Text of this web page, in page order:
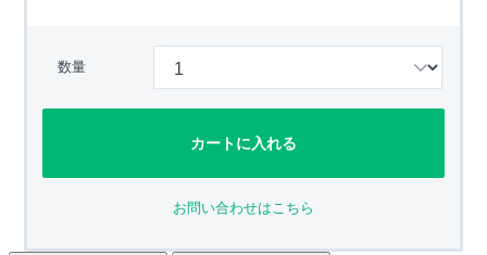
数量
カートに入れる
お問い合わせはこちら